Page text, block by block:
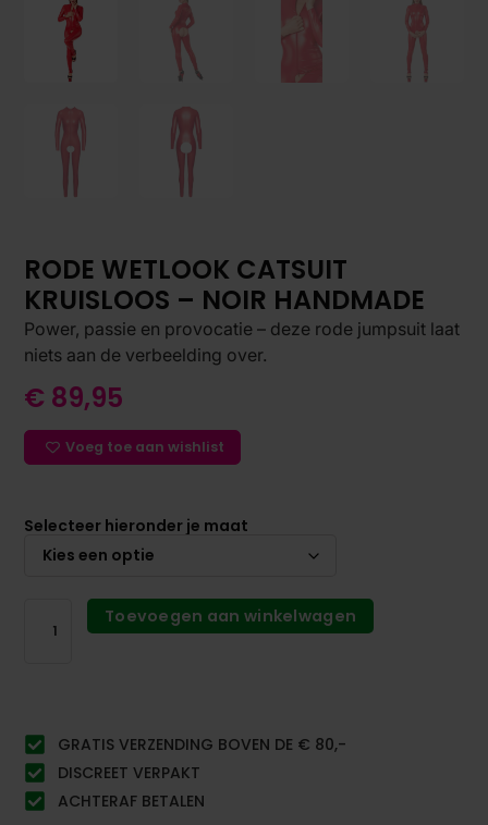
RODE WETLOOK CATSUIT
KRUISLOOS – NOIR HANDMADE
Power, passie en provocatie – deze rode jumpsuit laat
niets aan de verbeelding over.
€ 89,95
Voeg toe aan wishlist
Selecteer hieronder je maat
Toevoegen aan winkelwagen
GRATIS VERZENDING BOVEN DE € 80,-
DISCREET VERPAKT
ACHTERAF BETALEN